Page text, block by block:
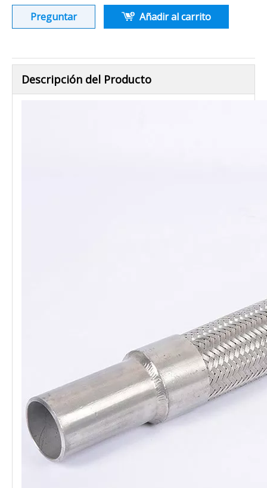
Preguntar Añadir al carrito
Descripción del Producto